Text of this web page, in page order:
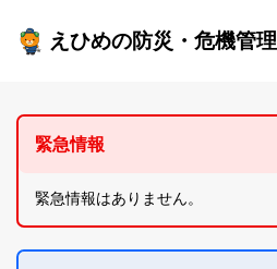
えひめの防災・危機管理
緊急情報
緊急情報はありません。